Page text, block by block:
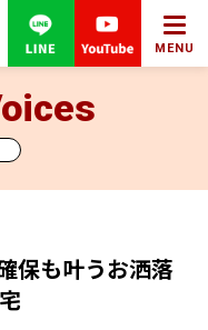
MENU
保も叶うお洒落